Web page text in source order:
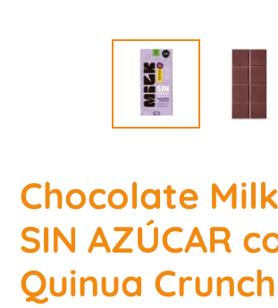
Chocolate
SIN AZÚCAR
Quinua